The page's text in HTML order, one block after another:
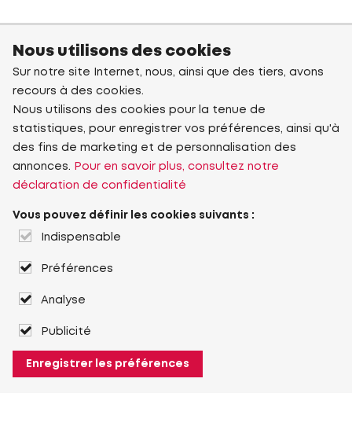
Nous utilisons des cookies
Sur notre site Internet, nous, ainsi que des tiers, avons
recours à des cookies.
Nous utilisons des cookies pour la tenue de
statistiques, pour enregistrer vos préférences, ainsi qu'à
des fins de marketing et de personnalisation des
annonces.
Pour en savoir plus, consultez notre
déclaration de confidentialité
Vous pouvez définir les cookies suivants :
Indispensable
Préférences
Analyse
Publicité
Enregistrer les préférences